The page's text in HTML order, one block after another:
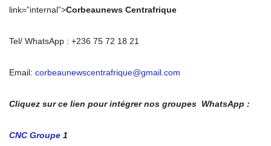
link=”internal”>Corbeaunews Centrafrique
Tel/ WhatsApp : +236 75 72 18 21
Email: corbeaunewscentrafrique@gmail.com
Cliquez sur ce lien pour intégrer nos groupes WhatsApp :
CNC Groupe 1